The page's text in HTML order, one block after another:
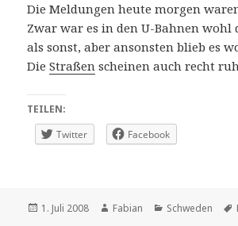
Die Meldungen heute morgen
Zwar war es in den U-Bahnen wohl
als sonst, aber ansonsten blieb es
DieStraßen scheinen auch recht
TEILEN:
Twitter
Facebook
Veröffentlicht
1. Juli 2008 Autor
Fabian Kategorien
Schweden